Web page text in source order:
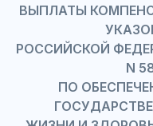
ВЫПЛАТЫ
РОССИЙСКОЙ
N
ПО